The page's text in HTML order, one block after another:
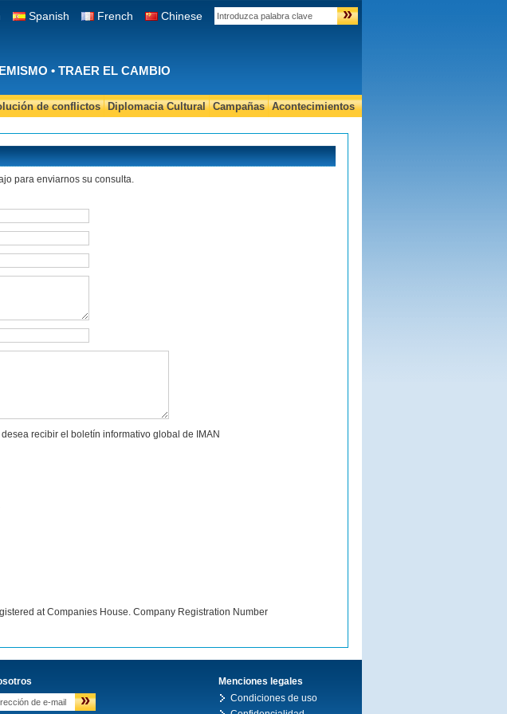
»
Spanish French Chinese
• TRAER EL CAMBIO
de conflictos Diplomacia Cultural Campañas Acontecimientos
para enviarnos su consulta.
recibir el boletín informativo global de IMAN
at Companies House. Company Registration Number
»
Menciones legales
Condiciones de uso